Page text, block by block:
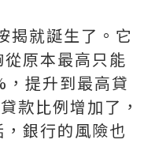
揭就誕生了。它
原本最高只能
提升到最高貸
款比例增加了，
銀行的風險也